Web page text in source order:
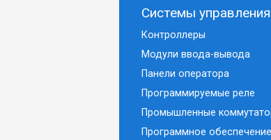
Системы управления
Контроллеры
Модули ввода-вывода
Панели оператора
Программируемые реле
Промышленные
Программное обеспечение